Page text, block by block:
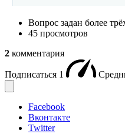
Вопрос задан более
45 просмотров
2 комментария
Подписаться 1
Facebook
Вконтакте
Twitter